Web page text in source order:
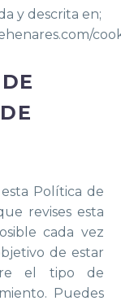
y descrita en;
Política de
revises esta
cada vez
de estar
el tipo de
Puedes